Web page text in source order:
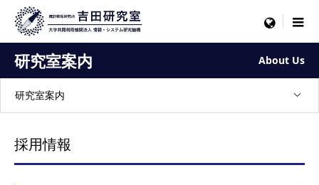
menu
研究室案内 About Us
研究室案内
採用情報